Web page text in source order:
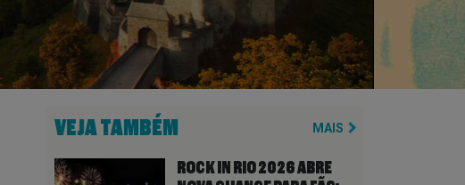
VEJA TAMBÉM MAIS
ROCK IN RIO 2026 ABRE